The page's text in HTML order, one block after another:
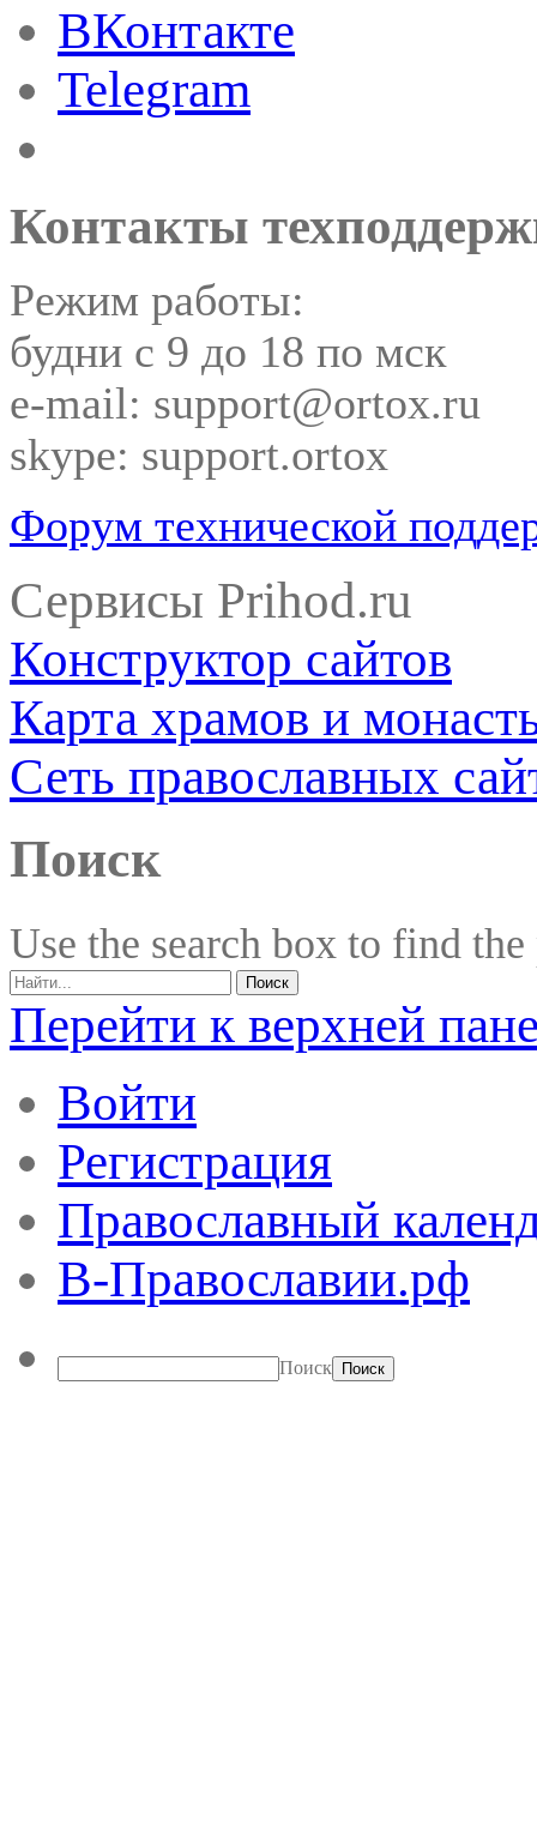
ВКонтакте
Telegram
Контакты
Режим работы:
будни с 9 до 18 по мск
e-mail: support@ortox.ru
skype: support.ortox
Форум технической
Сервисы Prihod.ru
Конструктор сайтов
Карта храмов и
Сеть православных
Поиск
Use the search box to find
Перейти к верхней
Войти
Регистрация
Православный
В-Православии.рф
Поиск